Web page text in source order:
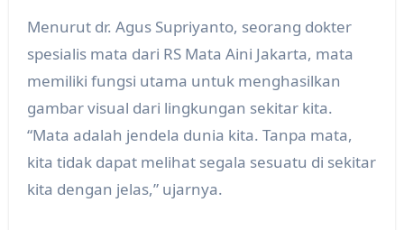
Menurut dr. Agus Supriyanto, seorang dokter
spesialis mata dari RS Mata Aini Jakarta, mata
memiliki fungsi utama untuk menghasilkan
gambar visual dari lingkungan sekitar kita.
“Mata adalah jendela dunia kita. Tanpa mata,
kita tidak dapat melihat segala sesuatu di sekitar
kita dengan jelas,” ujarnya.